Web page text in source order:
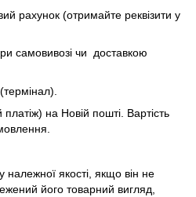
рахунок (отримайте реквізити у
самовивозі чи доставкою
на Новій пошті. Вартість
якості, якщо він не
його товарний вигляд,